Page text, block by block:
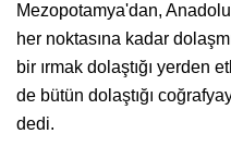
Mezopotamya'dan,
her noktasına kadar
bir ırmak dolaştığı yerden
de bütün dolaştığı
dedi.